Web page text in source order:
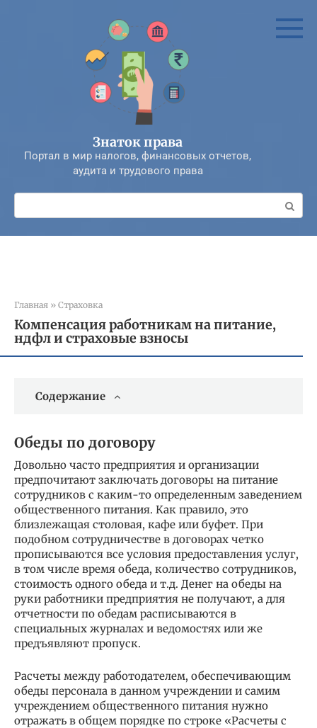
Знаток права
Портал в мир налогов, финансовых отчетов,
аудита и трудового права
Поиск:
Главная » Страховка
Компенсация работникам на питание,
ндфл и страховые взносы
Содержание
Обеды по договору
Довольно часто предприятия и организации
предпочитают заключать договоры на питание
сотрудников с каким-то определенным заведением
общественного питания. Как правило, это
близлежащая столовая, кафе или буфет. При
подобном сотрудничестве в договорах четко
прописываются все условия предоставления услуг,
в том числе время обеда, количество сотрудников,
стоимость одного обеда и т.д. Денег на обеды на
руки работники предприятия не получают, а для
отчетности по обедам расписываются в
специальных журналах и ведомостях или же
предъявляют пропуск.
Расчеты между работодателем, обеспечивающим
обеды персонала в данном учреждении и самим
учреждением общественного питания нужно
отражать в общем порядке по строке «Расчеты с